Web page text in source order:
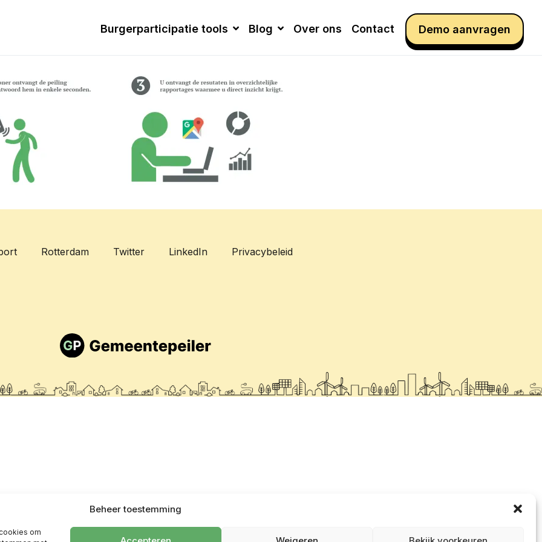
Beheer toestemming
om
Burgerparticipatie tools Blog Over ons Contact Demo aanvragen
Rotterdam Twitter LinkedIn Privacybeleid